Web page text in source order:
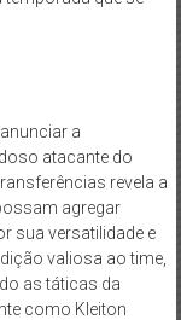
a
atacante do
revela a
agregar
sua versatilidade e
valiosa ao time,
as táticas da
como Kleiton